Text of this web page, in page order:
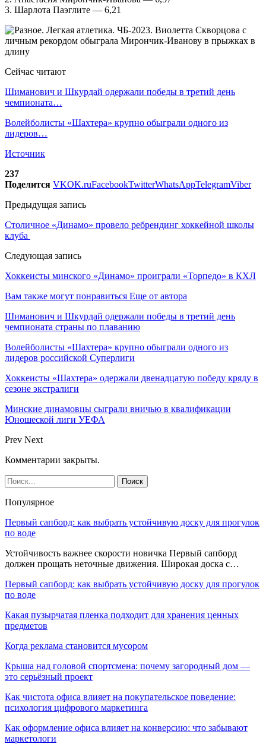
3. Шарлота Паэглите — 6,21
Сейчас читают
Шиманович и Шкурдай одержали победы в третий день
чемпионата…
Волейболисты «Шахтера» крупно обыграли одного из
лидеров…
Источник
237
Поделится VKOK.ruFacebookTwitterWhatsAppTelegramViber
Предыдущая запись
Столичное «Динамо» провело ребрендинг хоккейной школы
клуба
Следующая запись
Хоккеисты минского «Динамо» проиграли «Торпедо» в КХЛ
Вам также могут понравиться Еще от автора
Шиманович и Шкурдай одержали победы в третий день
чемпионата страны по плаванию
Волейболисты «Шахтера» крупно обыграли одного из
лидеров российской Суперлиги
Хоккеисты «Шахтера» одержали двенадцатую победу кряду в
сезоне экстралиги
Минские динамовцы сыграли вничью в квалификации
Юношеской лиги УЕФА
Prev Next
Комментарии закрыты.
Популярное
Первый сапборд: как выбрать устойчивую доску для прогулок
по воде
Устойчивость важнее скорости новичка Первый сапборд
должен прощать неточные движения. Широкая доска с…
Первый сапборд: как выбрать устойчивую доску для прогулок
по воде
Какая пузырчатая пленка подходит для хранения ценных
предметов
Когда реклама становится мусором
Крыша над головой спортсмена: почему загородный дом —
это серьёзный проект
Как чистота офиса влияет на покупательское поведение:
психология цифрового маркетинга
Как оформление офиса влияет на конверсию: что забывают
маркетологи